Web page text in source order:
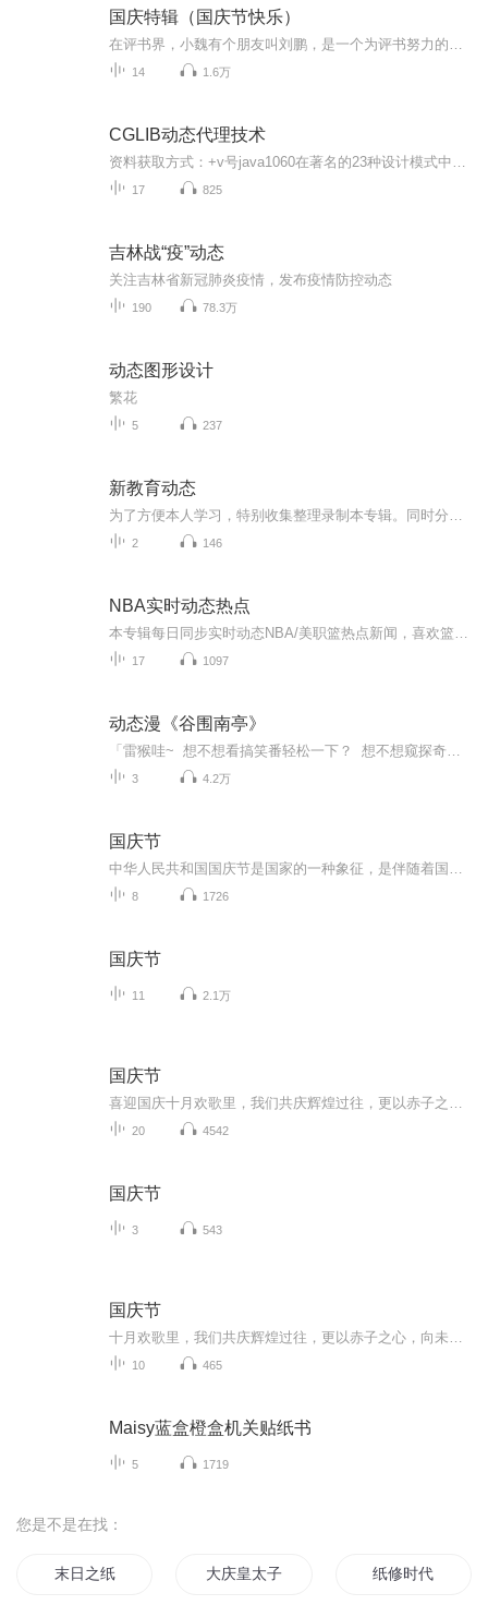
国庆特辑（国庆节快乐）
14 1.6万
CGLIB动态代理技术
17 825
吉林战“疫”动态
关注吉林省新冠肺炎疫情，发布疫情防控动态
190 78.3万
动态图形设计
繁花
5 237
新教育动态
2 146
NBA实时动态热点
17 1097
动态漫《谷围南亭》
3 4.2万
国庆节
8 1726
国庆节
11 2.1万
国庆节
20 4542
国庆节
3 543
国庆节
10 465
Maisy蓝盒橙盒机关贴纸书
5 1719
您是不是在找：
末日之纸 大庆皇太子 纸修时代